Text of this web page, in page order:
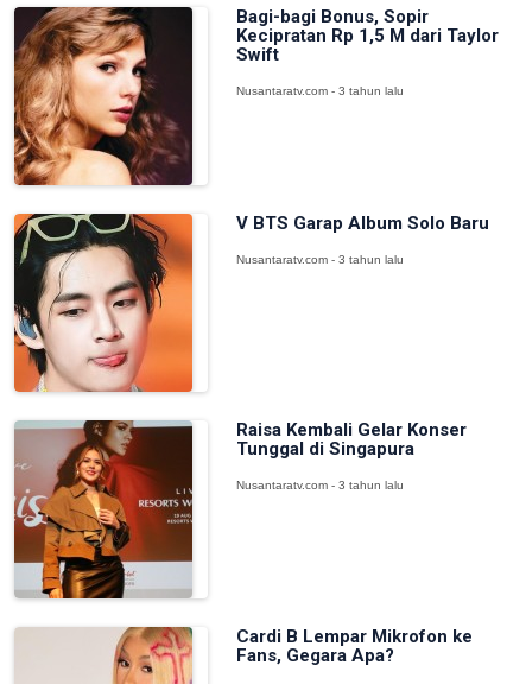
Bagi-bagi Bonus, Sopir
Kecipratan Rp 1,5 M dari Taylor
Swift
Nusantaratv.com - 3 tahun lalu
V BTS Garap Album Solo Baru
Nusantaratv.com - 3 tahun lalu
Raisa Kembali Gelar Konser
Tunggal di Singapura
Nusantaratv.com - 3 tahun lalu
Cardi B Lempar Mikrofon ke
Fans, Gegara Apa?